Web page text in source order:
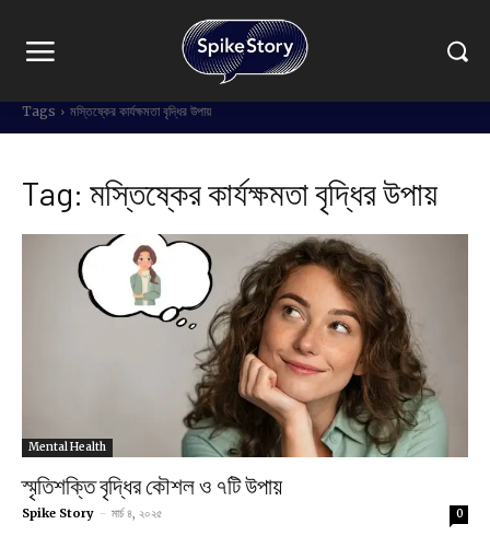
Tags মস্তিষ্কের কার্যক্ষমতা বৃদ্ধির উপায়
Tag: মস্তিষ্কের কার্যক্ষমতা বৃদ্ধির উপায়
Mental Health
স্মৃতিশক্তি বৃদ্ধির কৌশল ও ৭টি উপায়
Spike Story - মার্চ ৪, ২০২৫ 0